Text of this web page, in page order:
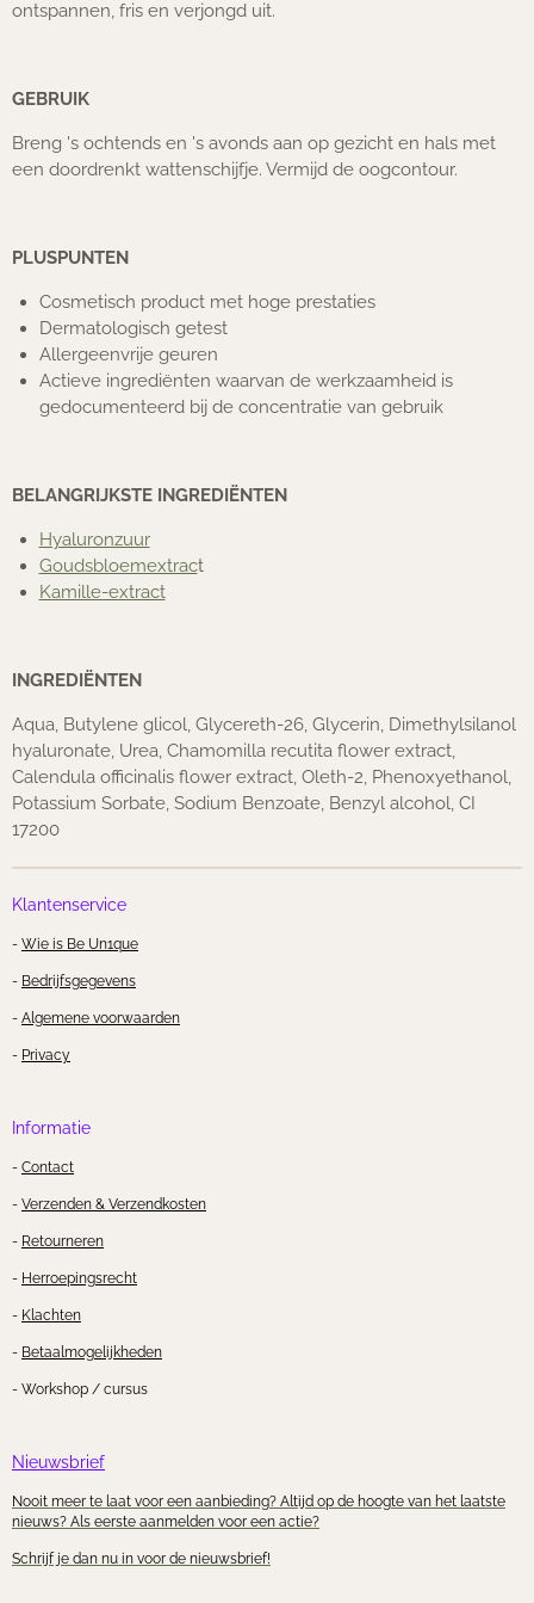
ontspannen, fris en verjongd uit.
GEBRUIK
Breng 's ochtends en 's avonds aan op gezicht en hals met
een doordrenkt wattenschijfje. Vermijd de oogcontour.
PLUSPUNTEN
Cosmetisch product met hoge prestaties
Dermatologisch getest
Allergeenvrije geuren
Actieve ingrediënten waarvan de werkzaamheid is
gedocumenteerd bij de concentratie van gebruik
BELANGRIJKSTE INGREDIËNTEN
Hyaluronzuur
Goudsbloemextract
Kamille-extract
INGREDIËNTEN
Aqua, Butylene glicol, Glycereth-26, Glycerin, Dimethylsilanol
hyaluronate, Urea, Chamomilla recutita flower extract,
Calendula officinalis flower extract, Oleth-2, Phenoxyethanol,
Potassium Sorbate, Sodium Benzoate, Benzyl alcohol, CI
17200
Klantenservice
- Wie is Be Un1que
- Bedrijfsgegevens
- Algemene voorwaarden
- Privacy
Informatie
- Contact
- Verzenden & Verzendkosten
- Retourneren
- Herroepingsrecht
- Klachten
- Betaalmogelijkheden
- Workshop / cursus
Nieuwsbrief
Nooit meer te laat voor een aanbieding? Altijd op de hoogte van het laatste
nieuws? Als eerste aanmelden voor een actie?
Schrijf je dan nu in voor de nieuwsbrief!